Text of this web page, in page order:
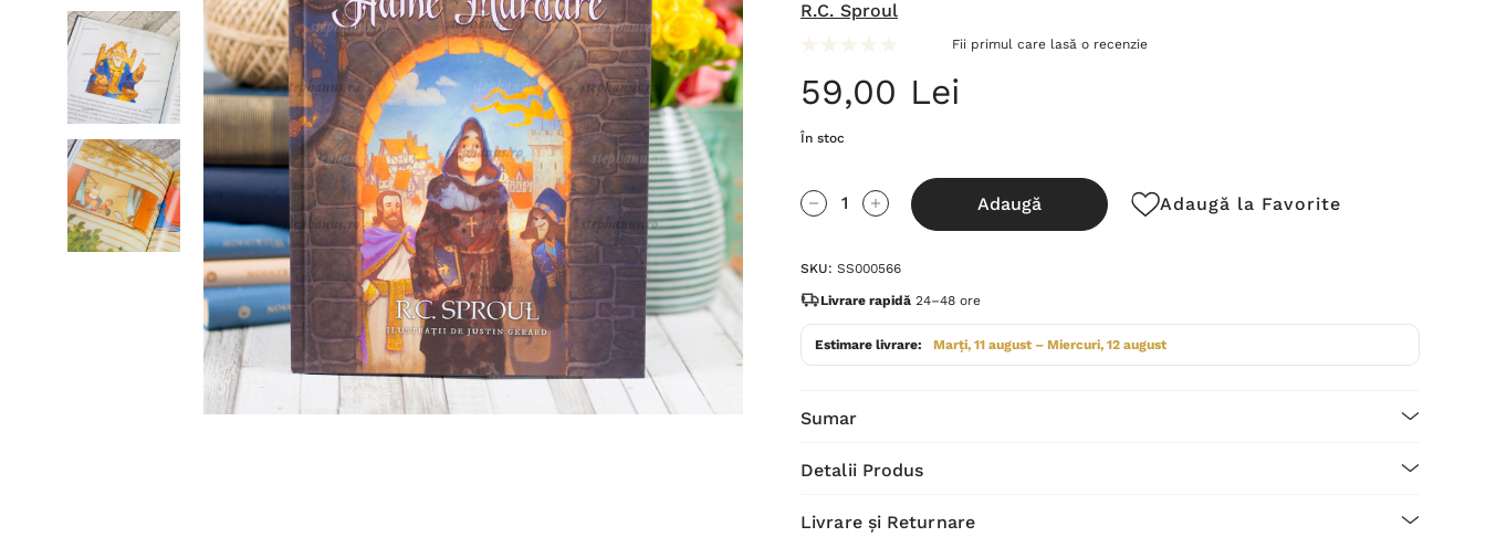
R.C. Sproul
Fii primul care lasă o recenzie
59,00 Lei
În stoc
Grăbește-
te!
curent
este:
Cantitate scăzută:Cantitate Crescută:
Adaugă Adaugă la Favorite
SKU: SS000566
Livrare rapidă 24–48 ore
Estimare livrare: Marți, 11 august – Miercuri, 12 august
Sumar
Detalii Produs
Livrare și Returnare